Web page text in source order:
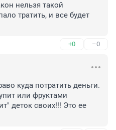
нельзя такой
тратить, и все будет
+0 –0
куда потратить деньги.
или фруктами
деток своих!!! Это ее